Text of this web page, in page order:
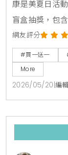
康是美夏日活
盲盒抽獎，包
力健康節保健
美妝生活專家
網友評分
#買一送一
More
2026/05/20 編